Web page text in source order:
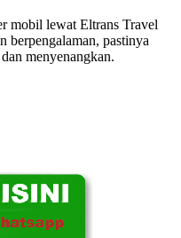
mobil lewat Eltrans Travel
berpengalaman, pastinya
menyenangkan.